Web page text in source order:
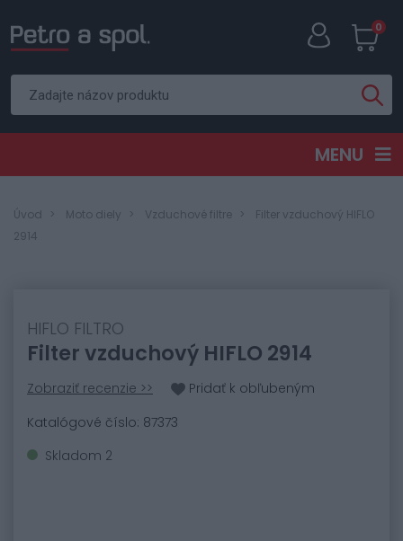
0
MENU
Úvod Moto diely Vzduchové filtre
Filter vzduchový HIFLO
2914
HIFLO FILTRO
Filter vzduchový HIFLO 2914
Zobraziť recenzie >>
Pridať k obľubeným
Katalógové číslo: 87373
Skladom 2